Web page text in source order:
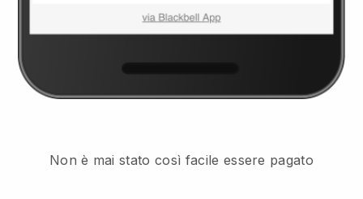
Non è mai stato così facile essere pagato